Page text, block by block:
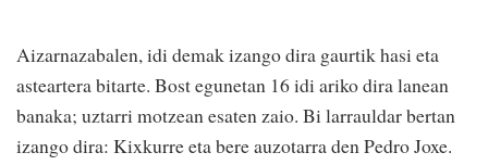
Aizarnazabalen, idi demak izango dira gaurtik hasi eta
asteartera bitarte. Bost egunetan 16 idi ariko dira lanean
banaka; uztarri motzean esaten zaio. Bi larrauldar bertan
izango dira: Kixkurre eta bere auzotarra den Pedro Joxe.